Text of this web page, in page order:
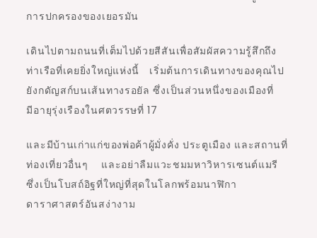
การปกครองของเยอรมัน
เดินไปตามถนนที่เต็มไปด้วยสีสันเพื่อสัมผัสความรู้สึกถึง
ท่าเรือที่เคยยิ่งใหญ่แห่งนี้ เริ่มต้นการเดินทางของคุณไป
ยังกดัญสก์บนเส้นทางรอยัล ซึ่งเป็นส่วนหนึ่งของเมืองที่
มีอายุรุ่งเรืองในศตวรรษที่ 17
และมีบ้านเก่าแก่ของพ่อค้าผู้มั่งคั่ง ประตูเมือง และสถานที่
ท่องเที่ยวอื่นๆ และอย่าลืมแวะชมมหาวิหารเซนต์แมรี
ซึ่งเป็นโบสถ์อิฐที่ใหญ่ที่สุดในโลกพร้อมนาฬิกา
ดาราศาสตร์อันสง่างาม